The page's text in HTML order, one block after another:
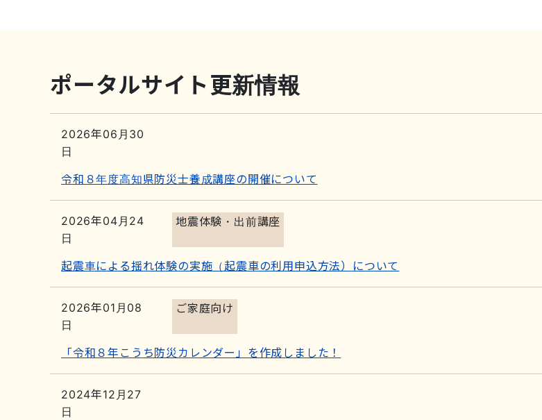
ポータルサイト更新情報
2026年06月30
日
令和８年度高知県防災士養成講座の開催について
2026年04月24
日
地震体験・出前講座
起震車による揺れ体験の実施（起震車の利用申込方法）について
2026年01月08
日
ご家庭向け
「令和８年こうち防災カレンダー」を作成しました！
2024年12月27
日